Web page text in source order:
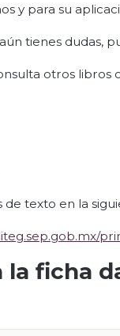
y para su
tienes dudas,
otros
de texto en la
la ficha